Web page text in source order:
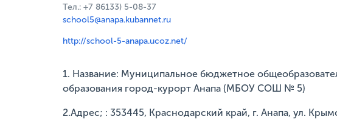
Тел.: +7 86133) 5-08-37
school5@anapa.kubannet.ru
http://school-5-anapa.ucoz.net/
1. Название: Муниципальное бюджетное
образования город-курорт Анапа (МБОУ СОШ № 5)
2.Адрес; : 353445, Краснодарский край, г. Анапа, ул.